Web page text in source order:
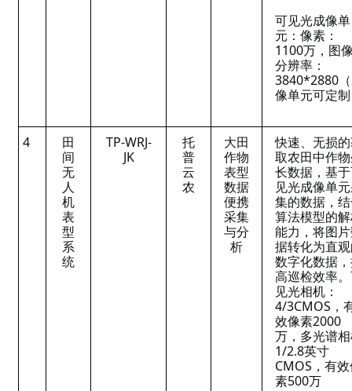
可见光成像单
元：像素：
1100万，图
分辨率：
3840*2880
像单元可定
4
田
间
无
人
机
表
型
系
统
TP-WRJ-
JK
托
普
云
农
大田
作物
表型
数据
便携
采集
与分
析
快速、无损
取农田中作
长数据，基
见光成像单
集的数据，
算法模型的
能力，将图
据转化为直
数字化数据
高巡检效率
见光相机 ：
4/3CMOS，
效像素2000
万，多光谱
1/2.8英寸
CMOS，有
素500万